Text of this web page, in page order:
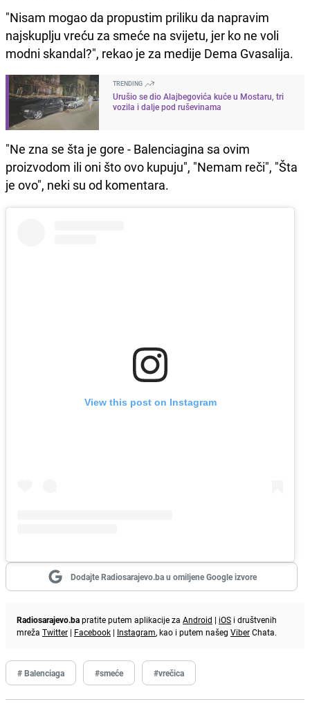
"Nisam mogao da propustim priliku da napravim
najskuplju vreću za smeće na svijetu, jer ko ne voli
modni skandal?", rekao je za medije Dema Gvasalija.
TRENDING
Urušio se dio Alajbegovića kuće u Mostaru, tri
vozila i dalje pod ruševinama
"Ne zna se šta je gore - Balenciagina sa ovim
proizvodom ili oni što ovo kupuju", "Nemam reči", "Šta
je ovo", neki su od komentara.
View this post on Instagram
Dodajte Radiosarajevo.ba u omiljene Google izvore
Radiosarajevo.bapratite putem aplikacije za Android | iOS i društvenih
mreža Twitter | Facebook | Instagram, kao i putem našeg ViberChata.
# Balenciaga #smeće #vrečica